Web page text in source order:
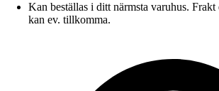
Kan beställas i ditt närmsta varuhus.
kan ev. tillkomma.